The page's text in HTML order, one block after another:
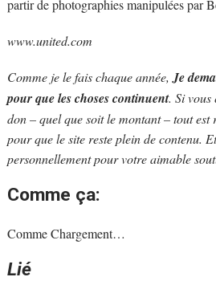
partir de photographies manipulées par
www.united.com
Comme je le fais chaque année, Je
pour que les choses continuent. Si vous
don – quel que soit le montant – tout est
pour que le site reste plein de contenu.
personnellement pour votre aimable
Comme ça:
CommeChargement…
Lié